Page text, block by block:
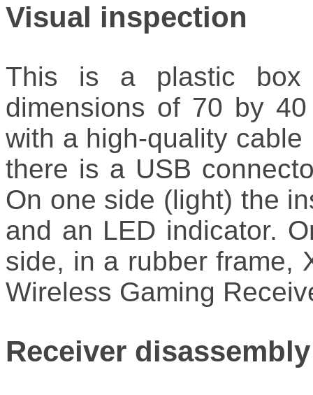
Visual inspection
This is a plastic box
dimensions of 70 by
with a high-quality
there is a USB
On one side (light) the
and an LED indicator.
side, in a rubber frame,
Wireless Gaming
Receiver disassembly